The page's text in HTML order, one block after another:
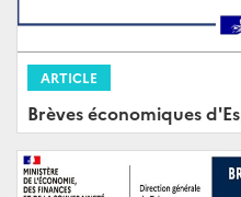
ARTICLE
Brèves économiques